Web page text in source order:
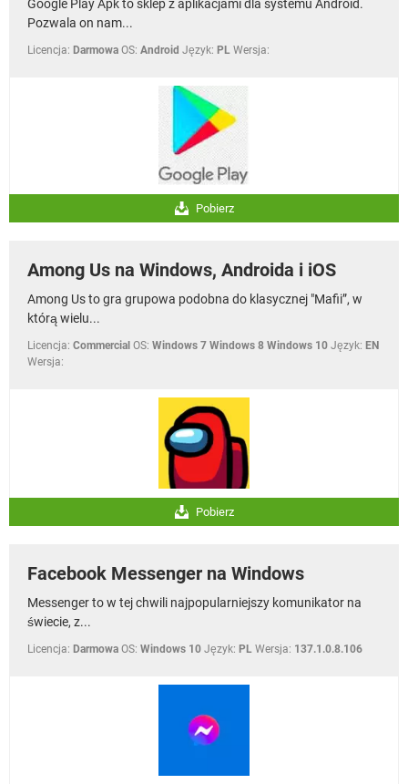
WINDOWS 10
Google Play Apk to sklep z aplikacjami dla systemu Android.
Pozwala on nam...
Licencja: Darmowa OS: Android Język: PL Wersja:
Pobierz
Among Us na Windows, Androida i iOS
Among Us to gra grupowa podobna do klasycznej "Mafii”, w
którą wielu...
Licencja: Commercial OS: Windows 7 Windows 8 Windows 10 Język: EN
Wersja:
Pobierz
Facebook Messenger na Windows
Messenger to w tej chwili najpopularniejszy komunikator na
świecie, z...
Licencja: Darmowa OS: Windows 10 Język: PL Wersja: 137.1.0.8.106